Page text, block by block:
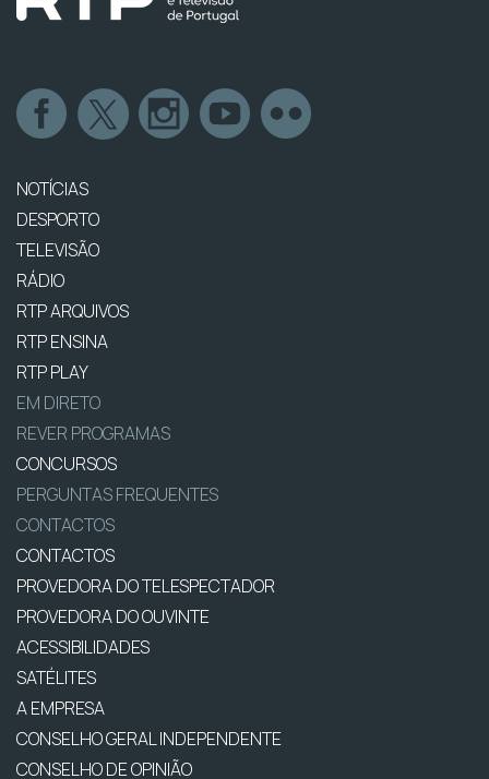
NOTÍCIAS
DESPORTO
TELEVISÃO
RÁDIO
RTP ARQUIVOS
RTP ENSINA
RTP PLAY
EM DIRETO
REVER PROGRAMAS
CONCURSOS
PERGUNTAS FREQUENTES
CONTACTOS
CONTACTOS
PROVEDORA DO TELESPECTADOR
PROVEDORA DO OUVINTE
ACESSIBILIDADES
SATÉLITES
A EMPRESA
CONSELHO GERAL INDEPENDENTE
CONSELHO DE OPINIÃO